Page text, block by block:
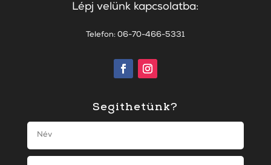
Lépj velünk kapcsolatba:
Telefon: 06-70-466-5331
Segíthetünk?